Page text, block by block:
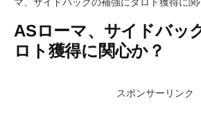
ASローマ、サイドバッ
ロト獲得に関心か？
スポンサーリンク